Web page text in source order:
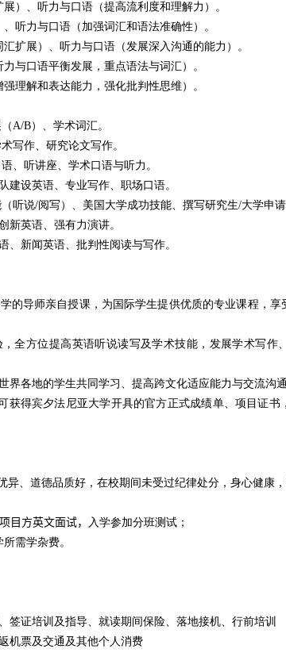
）、听力与口语（提高流利度和理解力）。
听力与口语（加强词汇和语法准确性）。
扩展）、听力与口语（发展深入沟通的能力）。
与口语平衡发展，重点语法与词汇）。
理解和表达能力，强化批判性思维）。
A/B）、学术词汇。
写作、研究论文写作。
、听讲座、学术口语与听力。
建设英语、专业写作、职场口语。
听说/阅写）、美国大学成功技能、撰写研究生/大学申请
新英语、强有力演讲。
、新闻英语、批判性阅读与写作。
的导师亲自授课，为国际学生提供优质的专业课程，
，全方位提高英语听说读写及学术技能，发展学术写作
界各地的学生共同学习、提高跨文化适应能力与交流沟
获得宾夕法尼亚大学开具的官方正式成绩单、项目证书
、道德品质好，在校期间未受过纪律处分，身心健康
目方英文面试，
入学参加分班测试；
需学杂费。
签证培训及指导、就读期间保险、落地接机、行前培训
机票及交通及其他个人消费